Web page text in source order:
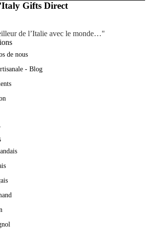
Gifts Direct
de l’Italie avec le monde…"
de nous
- Blog